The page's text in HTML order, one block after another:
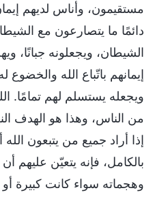
مستقيمون، وأناس لديهم
دائمًا ما يتصارعون مع
الشيطان، ويجعلونه جبانًا،
إيمانهم باتّباع الله والخضوع
ويجعله يستسلم لهم تمامًا.
من الناس، وهذا هو الهدف
إذا أراد جميع من يتبعون
بالكامل، فإنه يتعيّن عليهم
وهجماته سواء كانت كبيرة